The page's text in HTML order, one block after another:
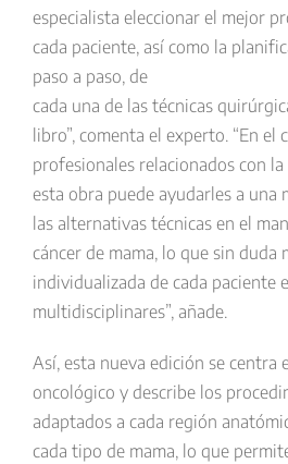
especialista eleccionar el mejor
cada paciente, así como la
paso a paso, de
cada una de las técnicas
libro”, comenta el experto. “En el
profesionales relacionados con
esta obra puede ayudarles a una
las alternativas técnicas en el
cáncer de mama, lo que sin duda
individualizada de cada paciente
multidisciplinares”, añade.
Así, esta nueva edición se centra
oncológico y describe los
adaptados a cada región
cada tipo de mama, lo que